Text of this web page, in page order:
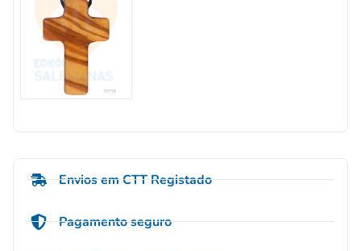
Envios em CTT Registado
Pagamento seguro